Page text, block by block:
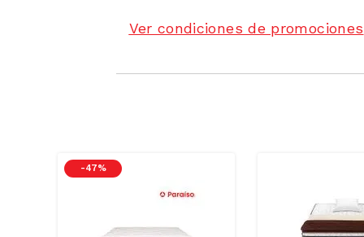
Ver condiciones de promociones
-47 %